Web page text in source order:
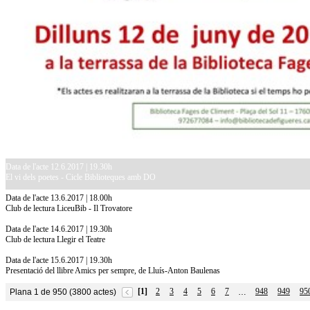
Data de l'acte 12.6.2017 | 19.30h
El vi dels poetes - Cicle Biblioteques amb DO
Data de l'acte 13.6.2017 | 18.00h
Club de lectura LiceuBib - Il Trovatore
Data de l'acte 14.6.2017 | 19.30h
Club de lectura Llegir el Teatre
Data de l'acte 15.6.2017 | 19.30h
Presentació del llibre Amics per sempre, de Lluís-Anton Baulenas
Plana 1 de 950 (3800 actes) [1] 2 3 4 5 6 7 … 948 949